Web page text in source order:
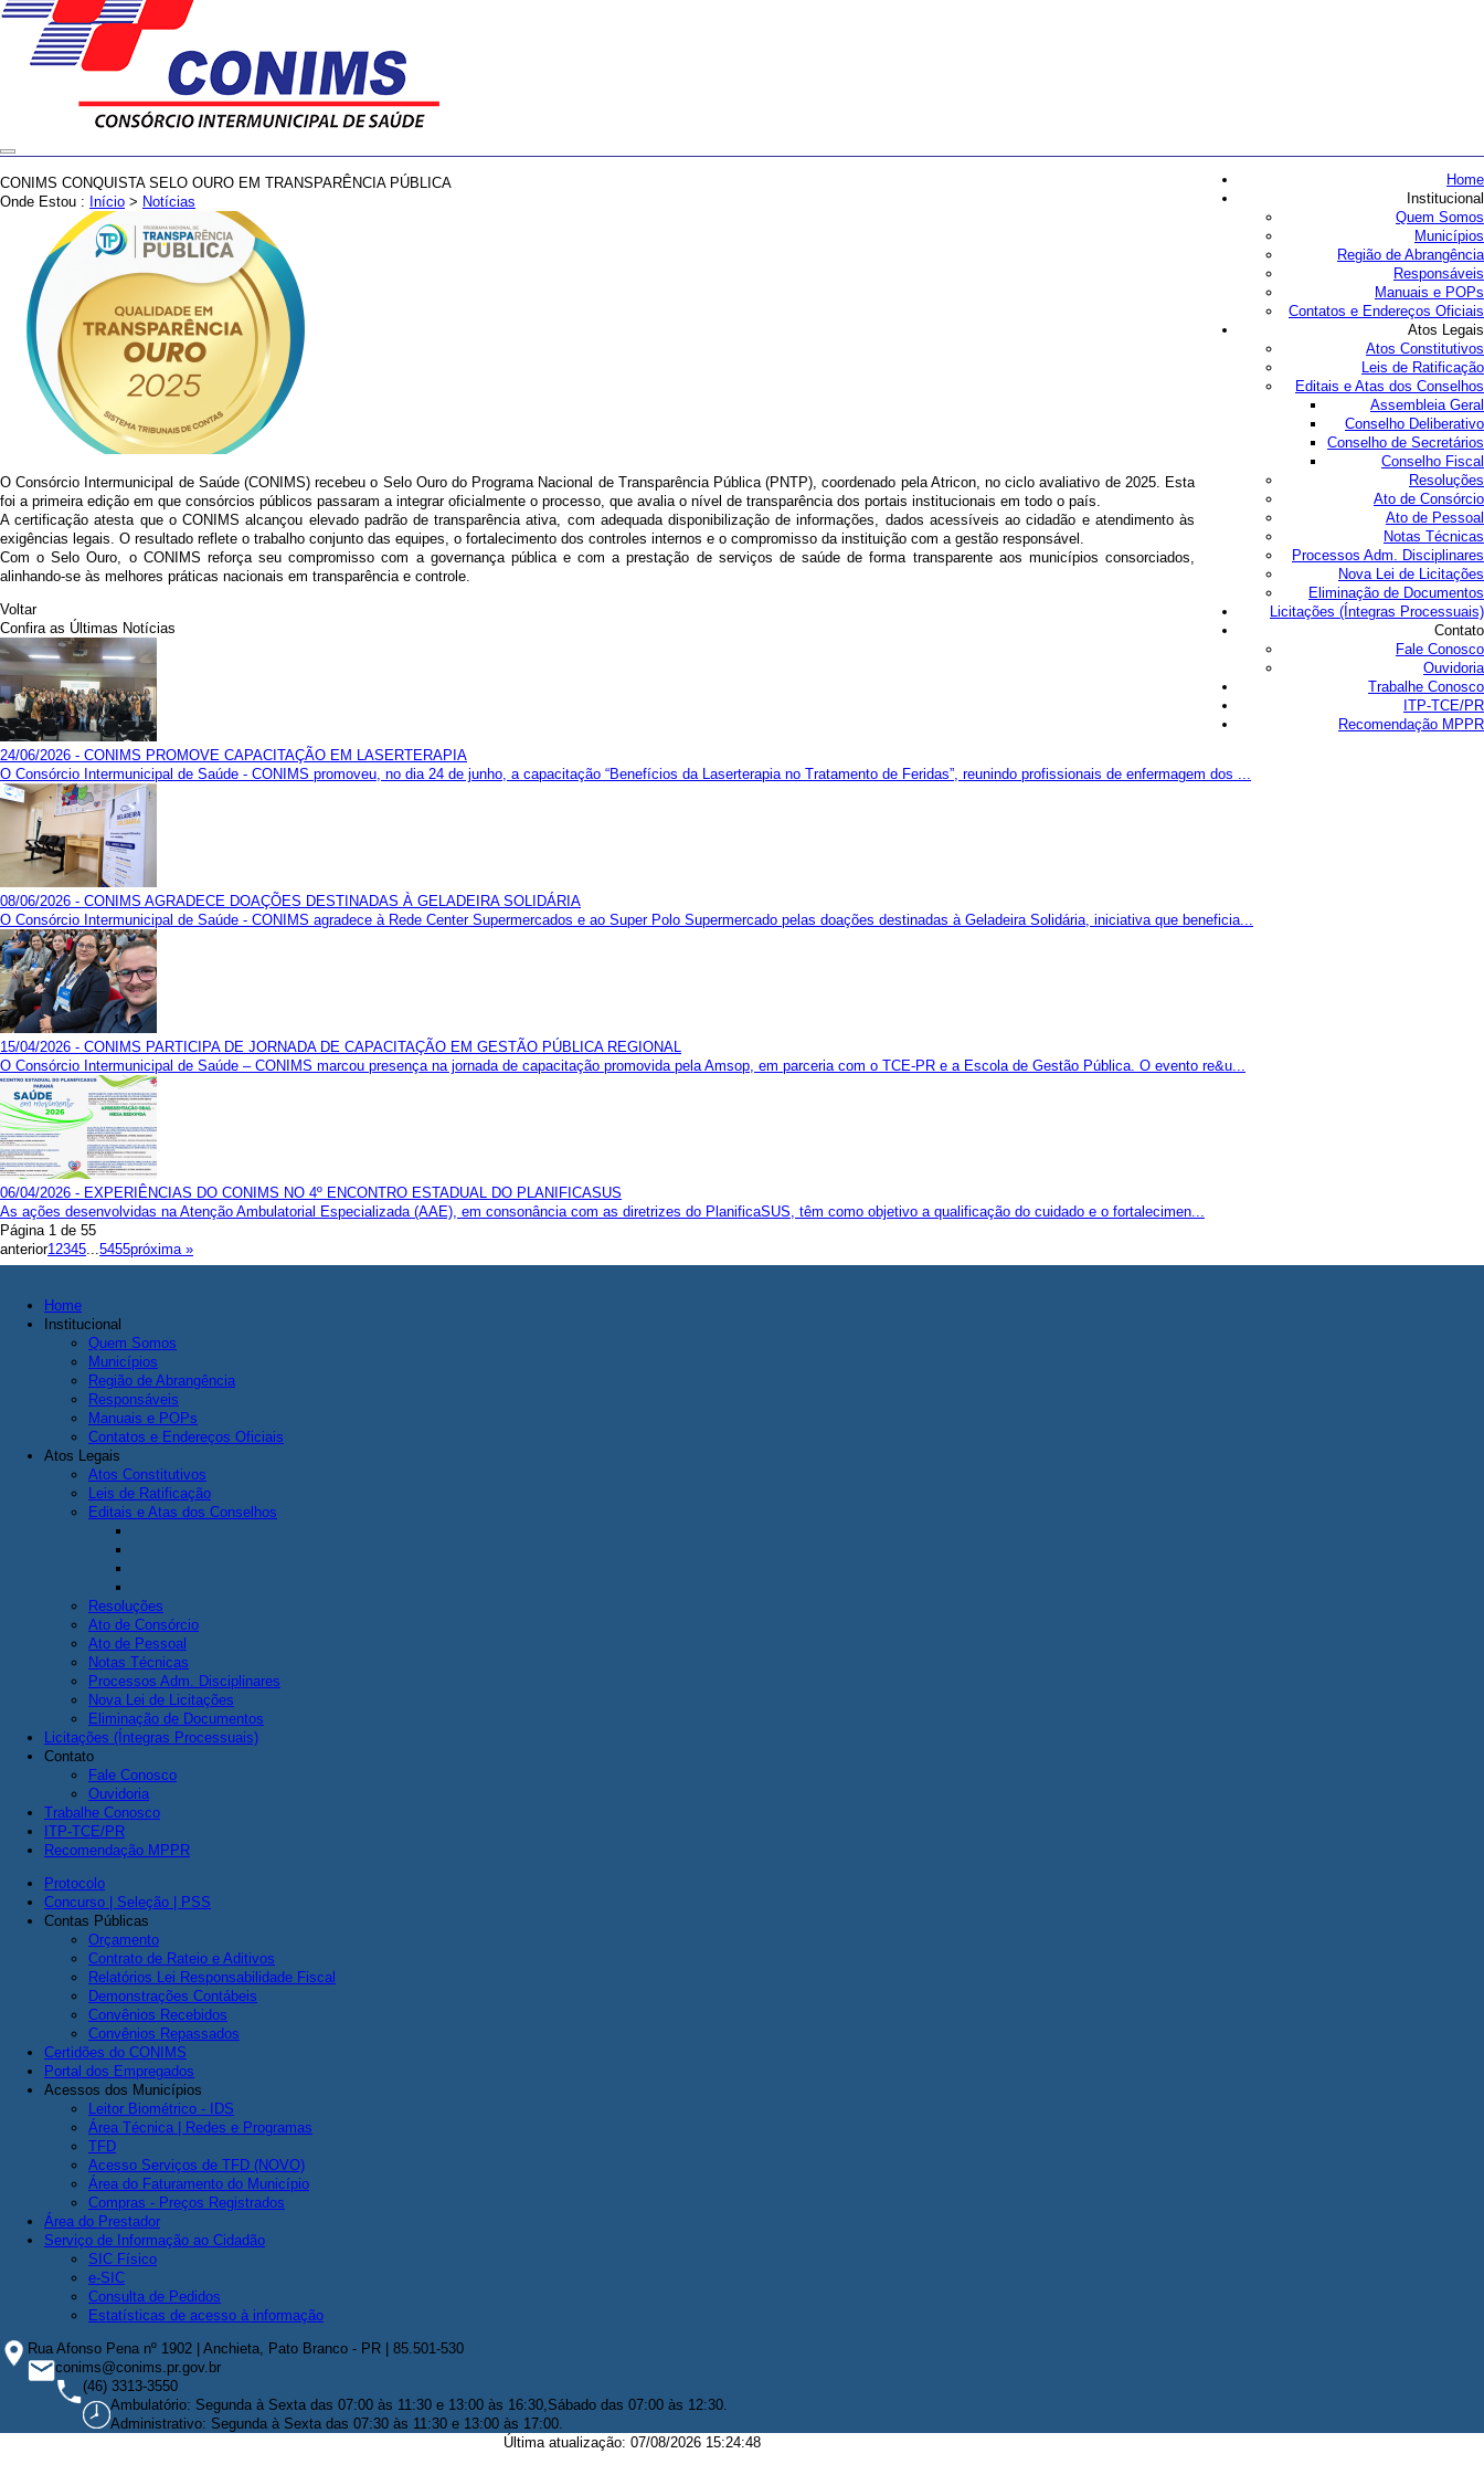
Home
Institucional
Quem Somos
Municípios
Região de Abrangência
Responsáveis
Manuais e POPs
Contatos e Endereços Oficiais
Atos Legais
Atos Constitutivos
Leis de Ratificação
Editais e Atas dos Conselhos
Assembleia Geral
Conselho Deliberativo
Conselho de Secretários
Conselho Fiscal
Resoluções
Ato de Consórcio
Ato de Pessoal
Notas Técnicas
Processos Adm. Disciplinares
Nova Lei de Licitações
Eliminação de Documentos
Licitações (Íntegras Processuais)
Contato
Fale Conosco
Ouvidoria
Trabalhe Conosco
ITP-TCE/PR
Recomendação MPPR
CONIMS CONQUISTA SELO OURO EM TRANSPARÊNCIA PÚBLICA
Onde Estou : Início > Notícias
O Consórcio Intermunicipal de Saúde (CONIMS) recebeu o Selo Ouro do Programa Nacional de Transparência Pública (PNTP), coordenado pela Atricon, no ciclo avaliativo de 2025. Esta
foi a primeira edição em que consórcios públicos passaram a integrar oficialmente o processo, que avalia o nível de transparência dos portais institucionais em todo o país.
A certificação atesta que o CONIMS alcançou elevado padrão de transparência ativa, com adequada disponibilização de informações, dados acessíveis ao cidadão e atendimento às
exigências legais. O resultado reflete o trabalho conjunto das equipes, o fortalecimento dos controles internos e o compromisso da instituição com a gestão responsável.
Com o Selo Ouro, o CONIMS reforça seu compromisso com a governança pública e com a prestação de serviços de saúde de forma transparente aos municípios consorciados,
alinhando-se às melhores práticas nacionais em transparência e controle.
Voltar
Confira as Últimas Notícias
24/06/2026 - CONIMS PROMOVE CAPACITAÇÃO EM LASERTERAPIA
O Consórcio Intermunicipal de Saúde - CONIMS promoveu, no dia 24 de junho, a capacitação “Benefícios da Laserterapia no Tratamento de Feridas”, reunindo profissionais de enfermagem dos ...
08/06/2026 - CONIMS AGRADECE DOAÇÕES DESTINADAS À GELADEIRA SOLIDÁRIA
O Consórcio Intermunicipal de Saúde - CONIMS agradece à Rede Center Supermercados e ao Super Polo Supermercado pelas doações destinadas à Geladeira Solidária, iniciativa que beneficia...
15/04/2026 - CONIMS PARTICIPA DE JORNADA DE CAPACITAÇÃO EM GESTÃO PÚBLICA REGIONAL
O Consórcio Intermunicipal de Saúde – CONIMS marcou presença na jornada de capacitação promovida pela Amsop, em parceria com o TCE-PR e a Escola de Gestão Pública. O evento re&u...
06/04/2026 - EXPERIÊNCIAS DO CONIMS NO 4º ENCONTRO ESTADUAL DO PLANIFICASUS
As ações desenvolvidas na Atenção Ambulatorial Especializada (AAE), em consonância com as diretrizes do PlanificaSUS, têm como objetivo a qualificação do cuidado e o fortalecimen...
Página 1 de 55
anterior12345...5455próxima »
Home
Institucional
Quem Somos
Municípios
Região de Abrangência
Responsáveis
Manuais e POPs
Contatos e Endereços Oficiais
Atos Legais
Atos Constitutivos
Leis de Ratificação
Editais e Atas dos Conselhos
Resoluções
Ato de Consórcio
Ato de Pessoal
Notas Técnicas
Processos Adm. Disciplinares
Nova Lei de Licitações
Eliminação de Documentos
Licitações (Íntegras Processuais)
Contato
Fale Conosco
Ouvidoria
Trabalhe Conosco
ITP-TCE/PR
Recomendação MPPR
Protocolo
Concurso | Seleção | PSS
Contas Públicas
Orçamento
Contrato de Rateio e Aditivos
Relatórios Lei Responsabilidade Fiscal
Demonstrações Contábeis
Convênios Recebidos
Convênios Repassados
Certidões do CONIMS
Portal dos Empregados
Acessos dos Municípios
Leitor Biométrico - IDS
Área Técnica | Redes e Programas
TFD
Acesso Serviços de TFD (NOVO)
Área do Faturamento do Município
Compras - Preços Registrados
Área do Prestador
Serviço de Informação ao Cidadão
SIC Físico
e-SIC
Consulta de Pedidos
Estatísticas de acesso à informação
Rua Afonso Pena nº 1902 | Anchieta, Pato Branco - PR | 85.501-530
conims@conims.pr.gov.br
(46) 3313-3550
Ambulatório: Segunda à Sexta das 07:00 às 11:30 e 13:00 às 16:30,Sábado das 07:00 às 12:30.
Administrativo: Segunda à Sexta das 07:30 às 11:30 e 13:00 às 17:00.
Última atualização: 07/08/2026 15:24:48